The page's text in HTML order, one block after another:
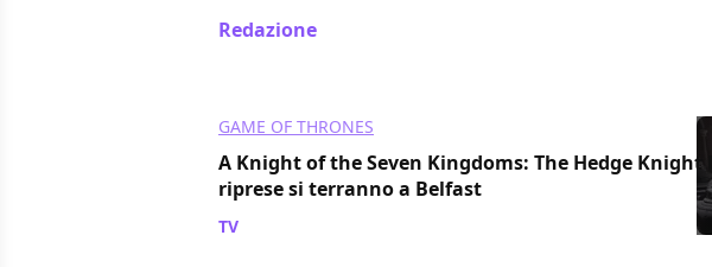
Redazione
GAME OF THRONES
A Knight of the Seven Kingdoms: The Hedge Knight le
riprese si terranno a Belfast
TV